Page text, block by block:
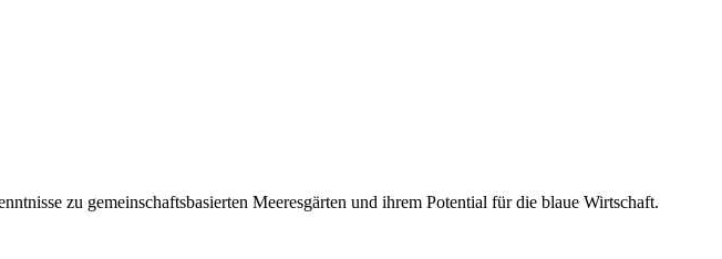
zu gemeinschaftsbasierten Meeresgärten und ihrem Potential für die blaue Wirtschaft.